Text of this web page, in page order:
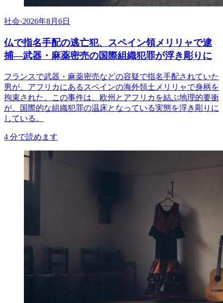
社会·2026年8月6日
仏で指名手配の逃亡犯、スペイン領メリリャで逮
捕―武器・麻薬密売の国際組織犯罪が浮き彫りに
フランスで武器・麻薬密売などの容疑で指名手配されていた
男が、アフリカにあるスペインの海外領土メリリャで身柄を
拘束された。この事件は、欧州とアフリカを結ぶ地理的要衝
が、国際的な組織犯罪の温床となっている実態を浮き彫りに
している。
4 分で読めます